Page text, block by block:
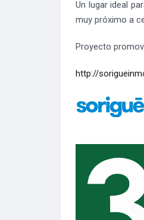
Un lugar ideal
muy próximo a
Proyecto
http://